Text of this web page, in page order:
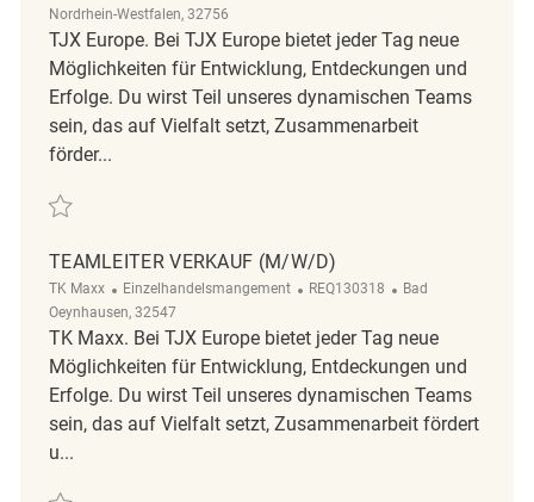
Nordrhein-Westfalen, 32756
TJX Europe. Bei TJX Europe bietet jeder Tag neue
Möglichkeiten für Entwicklung, Entdeckungen und
Erfolge. Du wirst Teil unseres dynamischen Teams
sein, das auf Vielfalt setzt, Zusammenarbeit
förder...
Retten Teamleiter Verkauf (m/w/d) REQ129945
TEAMLEITER VERKAUF (M/W/D)
TK Maxx Kategorie
Einzelhandelsmangement ReqId
REQ130318 Ort
Bad
Oeynhausen, 32547
TK Maxx. Bei TJX Europe bietet jeder Tag neue
Möglichkeiten für Entwicklung, Entdeckungen und
Erfolge. Du wirst Teil unseres dynamischen Teams
sein, das auf Vielfalt setzt, Zusammenarbeit fördert
u...
Retten Teamleiter Verkauf (m/w/d) REQ130318